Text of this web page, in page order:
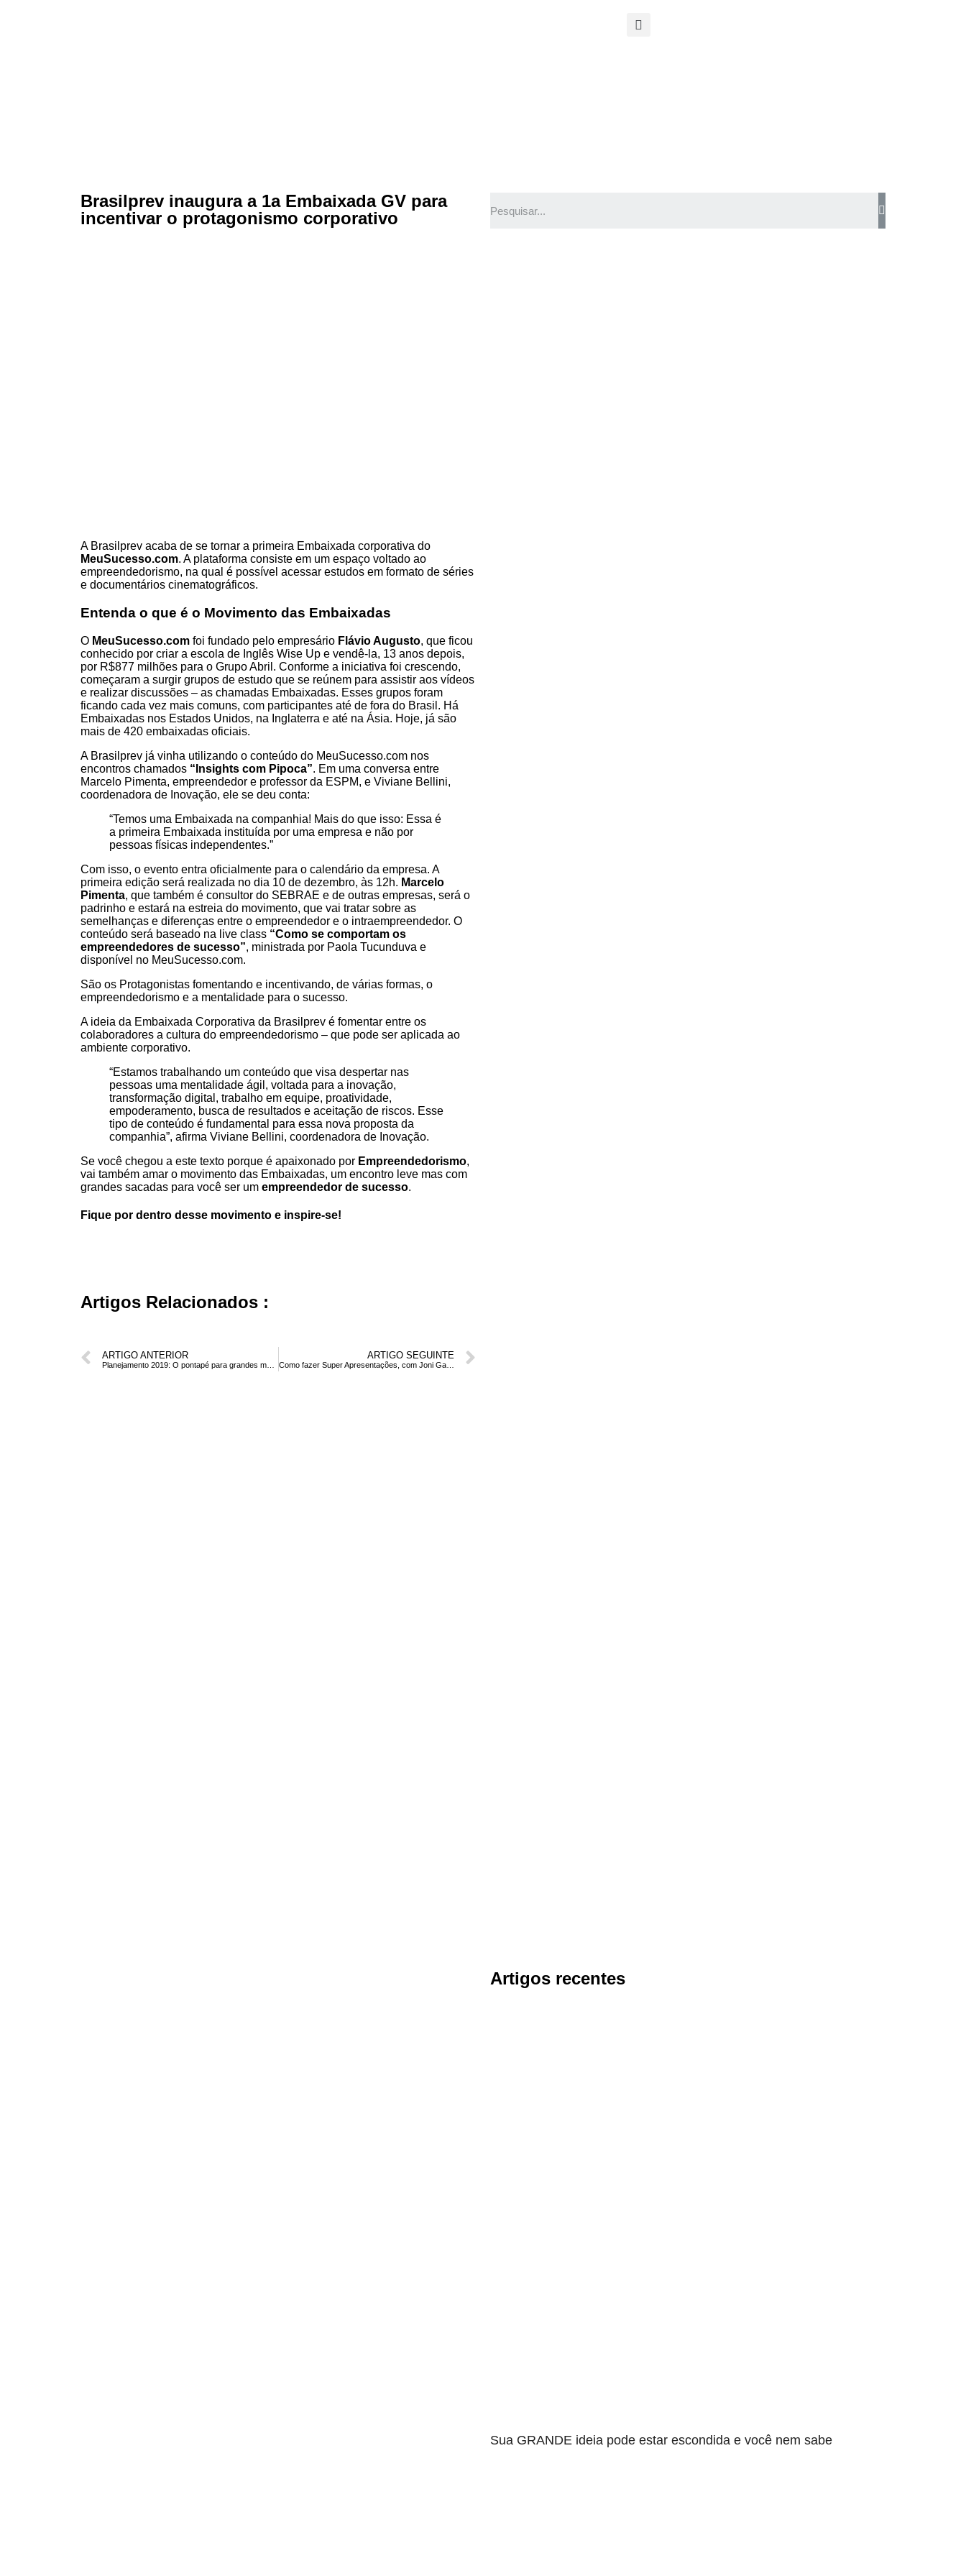
Brasilprev inaugura a 1a Embaixada GV para
incentivar o protagonismo corporativo
A Brasilprev acaba de se tornar a primeira Embaixada corporativa do
MeuSucesso.com. A plataforma consiste em um espaço voltado ao
empreendedorismo, na qual é possível acessar estudos em formato de séries
e documentários cinematográficos.
Entenda o que é o Movimento das Embaixadas
O MeuSucesso.com foi fundado pelo empresário Flávio Augusto, que ficou
conhecido por criar a escola de Inglês Wise Up e vendê-la, 13 anos depois,
por R$877 milhões para o Grupo Abril . Conforme a iniciativa foi crescendo,
começaram a surgir grupos de estudo que se reúnem para assistir aos vídeos
e realizar discussões – as chamadas Embaixadas. Esses grupos foram
ficando cada vez mais comuns, com participantes até de fora do Brasil. Há
Embaixadas nos Estados Unidos, na Inglaterra e até na Ásia. Hoje, já são
mais de 420 embaixadas oficiais.
A Brasilprev já vinha utilizando o conteúdo do MeuSucesso.com nos
encontros chamados “Insights com Pipoca”. Em uma conversa entre
Marcelo Pimenta, empreendedor e professor da ESPM, e Viviane Bellini,
coordenadora de Inovação, ele se deu conta:
“Temos uma Embaixada na companhia! Mais do que isso: Essa é
a primeira Embaixada instituída por uma empresa e não por
pessoas físicas independentes.”
Com isso, o evento entra oficialmente para o calendário da empresa. A
primeira edição será realizada no dia 10 de dezembro, às 12h. Marcelo
Pimenta, que também é consultor do SEBRAE e de outras empresas, será o
padrinho e estará na estreia do movimento, que vai tratar sobre as
semelhanças e diferenças entre o empreendedor e o intraempreendedor. O
conteúdo será baseado na live class “Como se comportam os
empreendedores de sucesso”, ministrada por Paola Tucunduva e
disponível no MeuSucesso.com.
São os Protagonistas fomentando e incentivando, de várias formas, o
empreendedorismo e a mentalidade para o sucesso.
A ideia da Embaixada Corporativa da Brasilprev é fomentar entre os
colaboradores a cultura do empreendedorismo – que pode ser aplicada ao
ambiente corporativo.
“Estamos trabalhando um conteúdo que visa despertar nas
pessoas uma menta lidade ágil, voltada para a inovação,
transformação digital, trabalho em equipe, proatividade,
empoderamento, busca de resultados e aceitação de riscos. Esse
tipo de conteúdo é fundamenta l para essa nova proposta da
companhia”, afirma Viviane Bellini, coordenadora de Inovação.
Se você chegou a este texto porque é apaixonado por Empreendedorismo,
vai também amar o movimento das Embaixadas, um encontro leve mas com
grandes sacadas para você ser um empreendedor de sucesso.
Fique por dentro desse movimento e inspire-se!
Artigos Relacionados :
ARTIGO ANTERIOR ARTIGO SEGUINTE
Como fazer Super Apresentações, com Joni Galvão
Artigos recentes
Sua GRANDE ideia pode estar escondida e você nem sabe